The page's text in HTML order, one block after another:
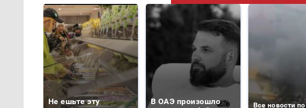
Не ешьте эту
В ОАЭ произошло
Все новости по